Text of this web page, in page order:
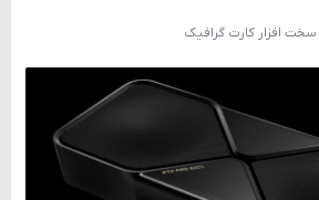
سخت افزار کارت گرافیک